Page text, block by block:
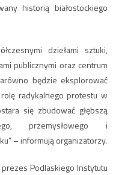
historią białostockiego
dziełami sztuki,
publicznymi oraz centrum
będzie eksplorować
radykalnego protestu w
się zbudować głębszą
przemysłowego i
– informują organizatorzy.
prezes Podlaskiego Instytutu